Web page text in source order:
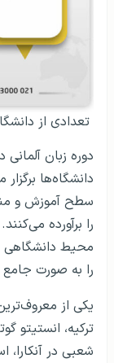
تعدادی از
دوره زبان
دانشگاه‌ها
سطح آموزش و
را برآورده
محیط دانشگاهی
را به صورت جامع
یکی از
ترکیه، انستیتو
شعبی در آنکارا،